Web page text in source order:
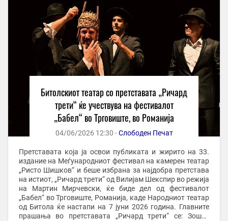
Битолскиот театар со претставата „Ричард
трети“ ќе учествува на фестивалот
„Бабел“ во Трговиште, во Романија
04/06/2026 12:30 -Слободен Печат
Претставата која ја освои публиката и жирито на 33.
издание на Меѓународниот фестивал на камерен театар
„Ристо Шишков“ и беше избрана за најдобра претстава
на истиот, „Ричард трети“ од Вилијам Шекспир во режија
на Мартин Мирчевски, ќе биде дел од фестивалот
„Бабел“ во Трговиште, Романија, каде Народниот театар
од Битола ќе настапи на 7 јуни 2026 година. Главните
прашања во претставата „Ричард трети“ се: Зошто